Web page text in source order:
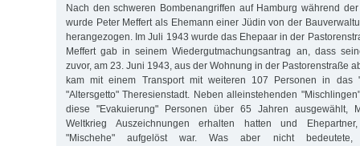
Nach den schweren Bombenangriffen auf Hamburg während
wurde Peter Meffert als Ehemann einer Jüdin von der
herangezogen. Im Juli 1943 wurde das Ehepaar in der
Meffert gab in seinem Wiedergutmachungsantrag an, dass
zuvor, am 23. Juni 1943, aus der Wohnung in der Pastorenstraße
kam mit einem Transport mit weiteren 107 Personen in das
"Altersgetto" Theresienstadt. Neben alleinstehenden
diese "Evakuierung" Personen über 65 Jahren ausgewählt,
Weltkrieg Auszeichnungen erhalten hatten und
"Mischehe" aufgelöst war. Was aber nicht